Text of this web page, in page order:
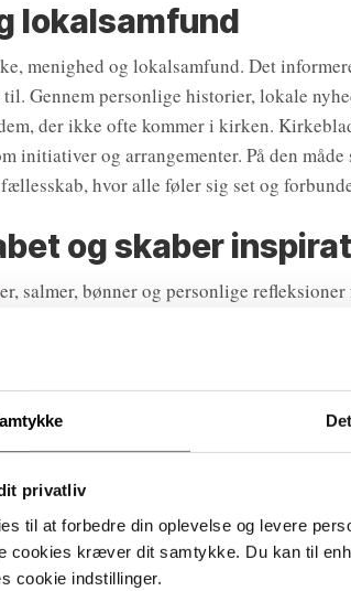
privatliv
til at forbedre din oplevelse og levere
cookies kræver dit samtykke. Du kan til
cookie indstillinger.
lokalsamfund
menighed og lokalsamfund. Det
Gennem personlige historier, lokale
der ikke ofte kommer i kirken.
initiativer og arrangementer. På den
hvor alle føler sig set og
og skaber
salmer, bønner og personlige
og fordybelse. Det trykte medie tilbyder
fordybelse. Kirkebladet kan også
eksistens, og dermed give inspiration til
kan kirkebladet favne hele menigheden
mange tilbud
og inspirerende vindue ind til kirkens
børneklub, ungdomsgrupper og